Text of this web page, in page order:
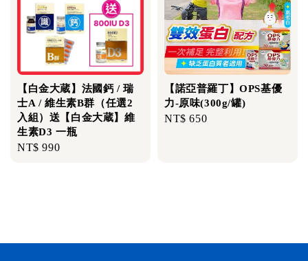
【白金大蔵】法國鈣 / 瑞
士A / 維生素B群（任選2
入組）送【白金大蔵】維
生素D3 一瓶
Regular
NT$ 990
【諾亞普羅丁】OPS基優
力-原味(300g/罐)
Regular
NT$ 650